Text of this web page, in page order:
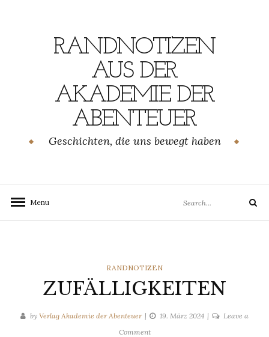
RANDNOTIZEN
AUS DER
AKADEMIE DER
ABENTEUER
Geschichten, die uns bewegt haben
Menu
for:
Search
CATEGORIES
RANDNOTIZEN
ZUFÄLLIGKEITEN
by Verlag Akademie der Abenteuer 19. März 2024
Leave a
Commenton